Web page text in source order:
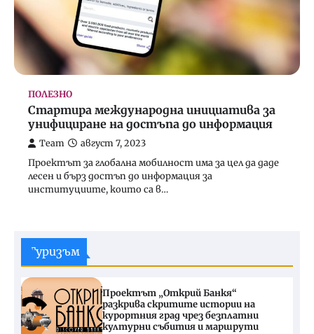
ПОЛЕЗНО
Стартира международна инициатива за
унифициране на достъпа до информация
Team август 7, 2023
Проектът за глобална мобилност има за цел да даде
лесен и бърз достъп до информация за
институциите, които са в…
Туризъм
Проектът „Открий Банкя“
разкрива скритите истории на
курортния град чрез безплатни
културни събития и маршрути